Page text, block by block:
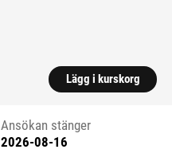
Lägg i kurskorg
Ansökan stänger
2026-08-16